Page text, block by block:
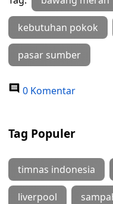
kebutuhan pokok
pasar sumber
0 Komentar
Tag Populer
timnas indonesia
liverpool